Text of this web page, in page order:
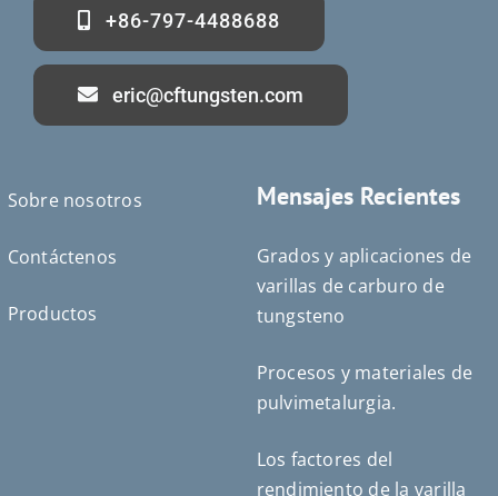
+86-797-4488688
eric@cftungsten.com
Sobre nosotros
Contáctenos
Productos
Mensajes Recientes
Grados y aplicaciones de
varillas de carburo de
tungsteno
Procesos y materiales de
pulvimetalurgia.
Los factores del
rendimiento de la varilla
Deutsch (Sie)